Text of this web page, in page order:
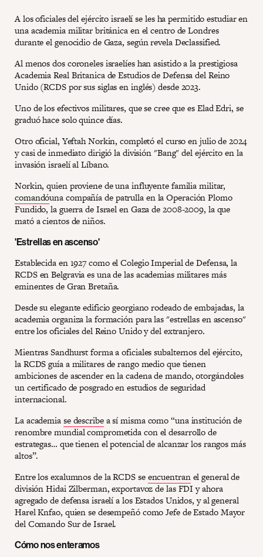
A los oficiales del ejército israelí se les ha permitido estudiar en
una academia militar británica en el centro de Londres
durante el genocidio de Gaza, según revela Declassified.
Al menos dos coroneles israelíes han asistido a la prestigiosa
Academia Real Britanica de Estudios de Defensa del Reino
Unido (RCDS por sus siglas en inglés) desde 2023.
Uno de los efectivos militares, que se cree que es Elad Edri, se
graduó hace solo quince días.
Otro oficial, Yeftah Norkin, completó el curso en julio de 2024
y casi de inmediato dirigió la división "Bang" del ejército en la
invasión israelí al Líbano.
Norkin, quien proviene de una influyente familia militar,
comandóuna compañía de patrulla en la Operación Plomo
Fundido, la guerra de Israel en Gaza de 2008-2009, la que
mató a cientos de niños.
'Estrellas en ascenso'
Establecida en 1927 como el Colegio Imperial de Defensa, la
RCDS en Belgravia es una de las academias militares más
eminentes de Gran Bretaña.
Desde su elegante edificio georgiano rodeado de embajadas, la
academia organiza la formación para las "estrellas en ascenso"
entre los oficiales del Reino Unido y del extranjero.
Mientras Sandhurst forma a oficiales subalternos del ejército,
la RCDS guía a militares de rango medio que tienen
ambiciones de ascender en la cadena de mando, otorgándoles
un certificado de posgrado en estudios de seguridad
internacional.
La academiase describea sí misma como “una institución de
renombre mundial comprometida con el desarrollo de
estrategas… que tienen el potencial de alcanzar los rangos más
altos”.
Entre los exalumnos de la RCDS seencuentranel general de
división Hidai Zilberman, exportavoz de las FDI y ahora
agregado de defensa israelí a los Estados Unidos, y al general
Harel Knfao, quien se desempeñó como Jefe de Estado Mayor
del Comando Sur de Israel.
Cómo nos enteramos